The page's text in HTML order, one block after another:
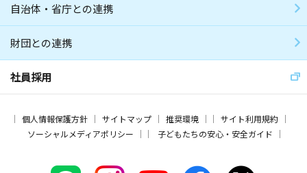
自治体・省庁との連携
財団との連携
社員採用
個人情報保護方針 サイトマップ 推奨環境
サイト利用規約
ソーシャルメディアポリシー
子どもたちの安心・安全ガイド